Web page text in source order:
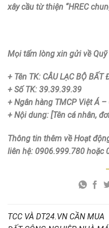
xây cầu từ thiện “HREC
Mọi tấm lòng xin gửi về
+ Tên TK: CÂU LẠC BỘ BẤT
+ Số TK: 39.39.39.39
+ Ngân hàng TMCP Việt Á –
+ Nội dung: [Tên cá nhân,
Thông tin thêm về Hoạt
liên hệ: 0906.999.780 hoặc
TCC VÀ DT24.VN CẦN MUA